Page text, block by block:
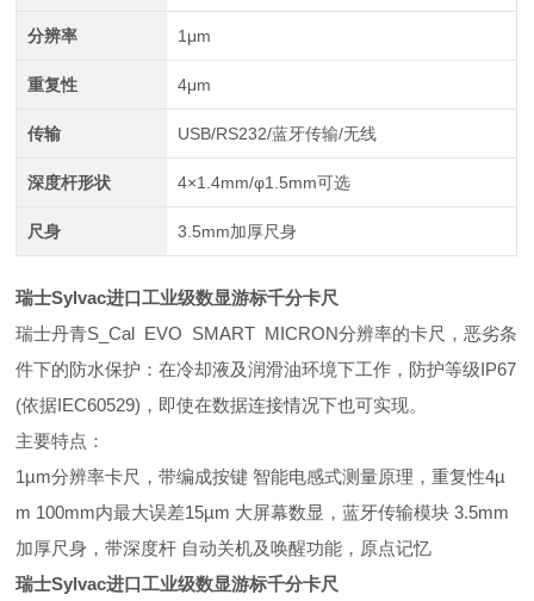
分辨率 1μm
重复性 4μm
传输 USB/RS232/蓝牙传输/无线
深度杆形状 4×1.4mm/φ1.5mm可选
尺身 3.5mm加厚尺身
瑞士Sylvac进口工业级数显游标千分卡尺
瑞士丹青S_Cal EVO SMART MICRON分辨率的卡尺，恶劣条
件下的防水保护：在冷却液及润滑油环境下工作，防护等级IP67
(依据IEC60529)，即使在数据连接情况下也可实现。
主要特点：
1µm分辨率卡尺，带编成按键 智能电感式测量原理，重复性4µ
m 100mm内最大误差15µm 大屏幕数显，蓝牙传输模块 3.5mm
加厚尺身，带深度杆 自动关机及唤醒功能，原点记忆
瑞士Sylvac进口工业级数显游标千分卡尺